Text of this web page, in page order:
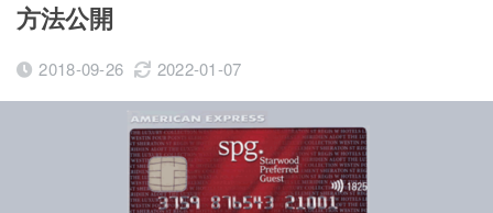
方法公開
2018-09-26 2022-01-07